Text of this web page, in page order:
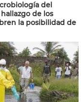
del
de los
la posibilidad de